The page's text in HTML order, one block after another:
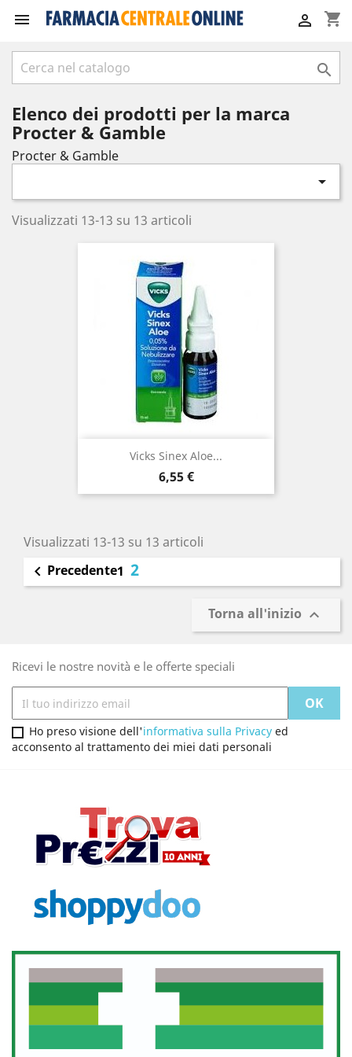
 shopping_cart


Elenco dei prodotti per la marca
Procter & Gamble
Procter & Gamble

Visualizzati 13-13 su 13 articoli
Vicks Sinex Aloe...
Prezzo
6,55 €
Visualizzati 13-13 su 13 articoli
 Precedente1 2
Torna all'inizio 
Ricevi le nostre novità e le offerte speciali
Ho preso visione dell'informativa sulla Privacy ed
acconsento al trattamento dei miei dati personali